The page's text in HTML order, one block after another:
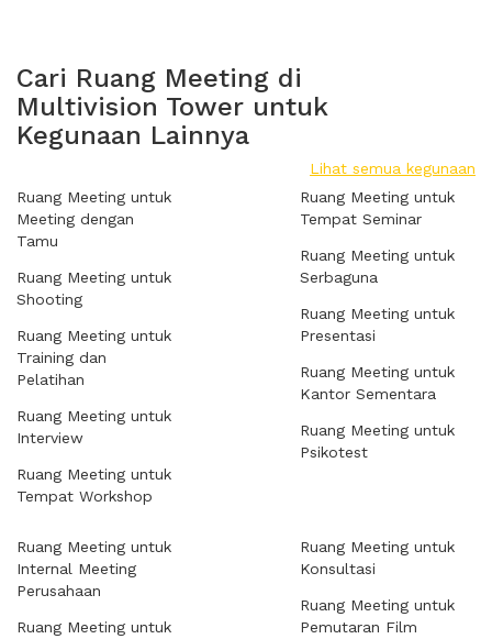
Cari Ruang Meeting di
Multivision Tower untuk
Kegunaan Lainnya
Lihat semua kegunaan
Ruang Meeting untuk
Meeting dengan
Tamu
Ruang Meeting untuk
Shooting
Ruang Meeting untuk
Training dan
Pelatihan
Ruang Meeting untuk
Interview
Ruang Meeting untuk
Tempat Workshop
Ruang Meeting untuk
Tempat Seminar
Ruang Meeting untuk
Serbaguna
Ruang Meeting untuk
Presentasi
Ruang Meeting untuk
Kantor Sementara
Ruang Meeting untuk
Psikotest
Ruang Meeting untuk
Internal Meeting
Perusahaan
Ruang Meeting untuk
Ruang Meeting untuk
Konsultasi
Ruang Meeting untuk
Pemutaran Film